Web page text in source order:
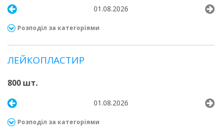
01.08.2026
Розподіл за категоріями
ЛЕЙКОПЛАСТИР
800 шт.
01.08.2026
Розподіл за категоріями